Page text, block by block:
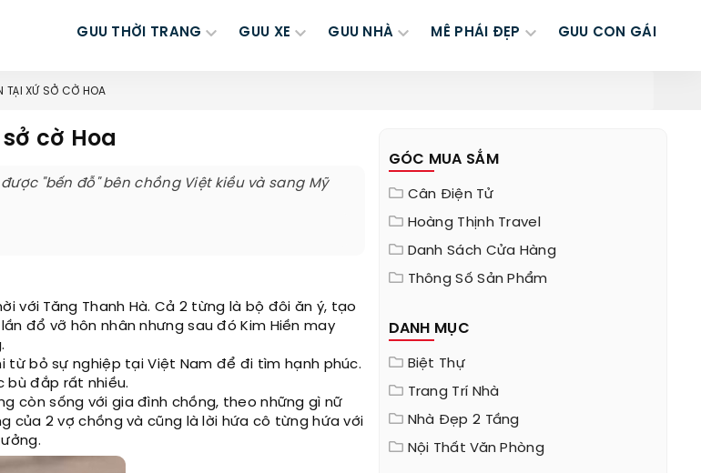
GUU THỜI TRANG GUU XE GUU NHÀ MÊ PHÁI ĐẸP GUU CON GÁI
TẠI XỨ SỞ CỜ HOA
cờ Hoa
"bến đỗ" bên chồng Việt kiều và sang Mỹ
với Tăng Thanh Hà. Cả 2 từng là bộ đôi ăn ý, tạo
đổ vỡ hôn nhân nhưng sau đó Kim Hiền may
từ bỏ sự nghiệp tại Việt Nam để đi tìm hạnh phúc.
bù đắp rất nhiều.
còn sống với gia đình chồng, theo những gì nữ
của 2 vợ chồng và cũng là lời hứa cô từng hứa với
GÓC MUA SẮM
Cân Điện Tử
Hoàng Thịnh Travel
Danh Sách Cửa Hàng
Thông Số Sản Phẩm
DANH MỤC
Biệt Thự
Trang Trí Nhà
Nhà Đẹp 2 Tầng
Nội Thất Văn Phòng